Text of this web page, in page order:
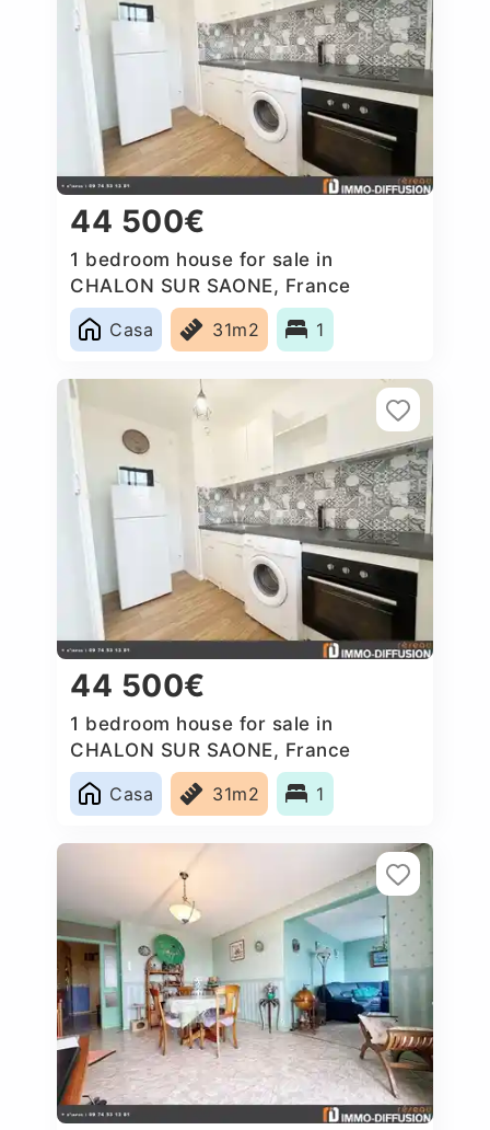
44 500€
1 bedroom house for sale in
CHALON SUR SAONE, France
Casa
31m2 1
44 500€
1 bedroom house for sale in
CHALON SUR SAONE, France
Casa
31m2 1